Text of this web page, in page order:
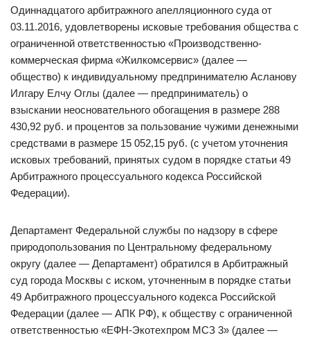
Одиннадцатого арбитражного апелляционного суда от
03.11.2016, удовлетворены исковые требования общества с
ограниченной ответственностью «Производственно-
коммерческая фирма «Жилкомсервис» (далее —
общество) к индивидуальному предпринимателю Асланову
Илгару Елчу Оглы (далее — предприниматель) о
взыскании неосновательного обогащения в размере 288
430,92 руб. и процентов за пользование чужими денежными
средствами в размере 15 052,15 руб. (с учетом уточнения
исковых требований, принятых судом в порядке статьи 49
Арбитражного процессуального кодекса Российской
Федерации).
Департамент Федеральной службы по надзору в сфере
природопользования по Центральному федеральному
округу (далее — Департамент) обратился в Арбитражный
суд города Москвы с иском, уточненным в порядке статьи
49 Арбитражного процессуального кодекса Российской
Федерации (далее — АПК РФ), к обществу с ограниченной
ответственностью «ЕФН-Экотехпром МСЗ 3» (далее —